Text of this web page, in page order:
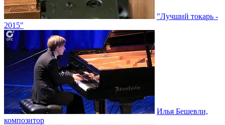
"Лучший токарь -
2015"
Илья Бешевли,
композитор